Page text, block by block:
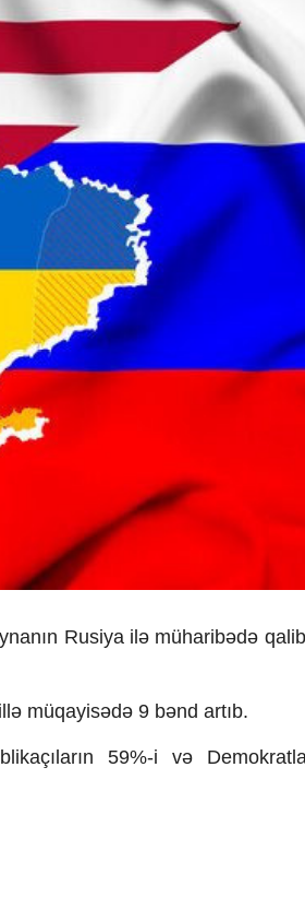
Rusiya ilə müharibədə
müqayisədə 9 bənd artıb.
59%-i və